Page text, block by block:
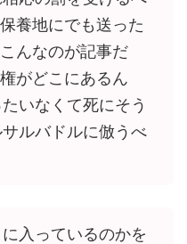
養地にでも送った
んなのが記事だ
がどこにあるん
いなくて死にそう
ルバドルに倣うべ
入っているのかを